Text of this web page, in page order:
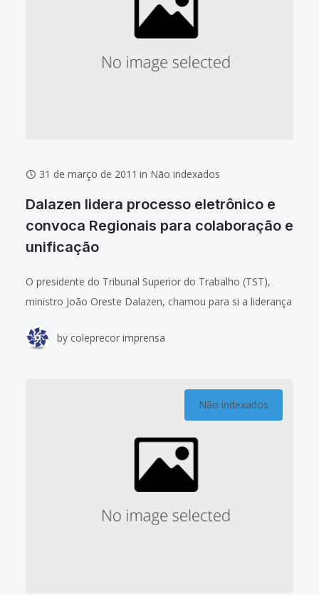
31 de março de 2011 in Não indexados
Dalazen lidera processo eletrônico e
convoca Regionais para colaboração e
unificação
O presidente do Tribunal Superior do Trabalho (TST),
ministro João Oreste Dalazen, chamou para si a liderança
Justiça do Trabalho. Ele deu prazo
by coleprecor imprensa
Não indexados